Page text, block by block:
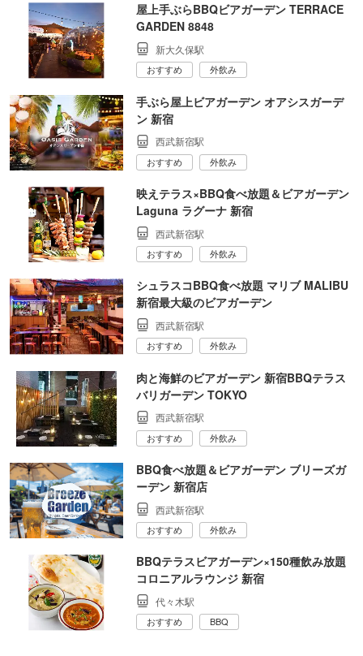
屋上手ぶらBBQビアガーデン TERRACE
GARDEN 8848
新大久保駅
おすすめ 外飲み
手ぶら屋上ビアガーデン オアシスガーデ
ン 新宿
西武新宿駅
おすすめ 外飲み
映えテラス×BBQ食べ放題＆ビアガーデン
Laguna ラグーナ 新宿
西武新宿駅
おすすめ 外飲み
シュラスコBBQ食べ放題 マリブ MALIBU
新宿最大級のビアガーデン
西武新宿駅
おすすめ 外飲み
肉と海鮮のビアガーデン 新宿BBQテラス
バリガーデン TOKYO
西武新宿駅
おすすめ 外飲み
BBQ食べ放題＆ビアガーデン ブリーズガ
ーデン 新宿店
西武新宿駅
おすすめ 外飲み
BBQテラスビアガーデン×150種飲み放題
コロニアルラウンジ 新宿
代々木駅
おすすめ BBQ